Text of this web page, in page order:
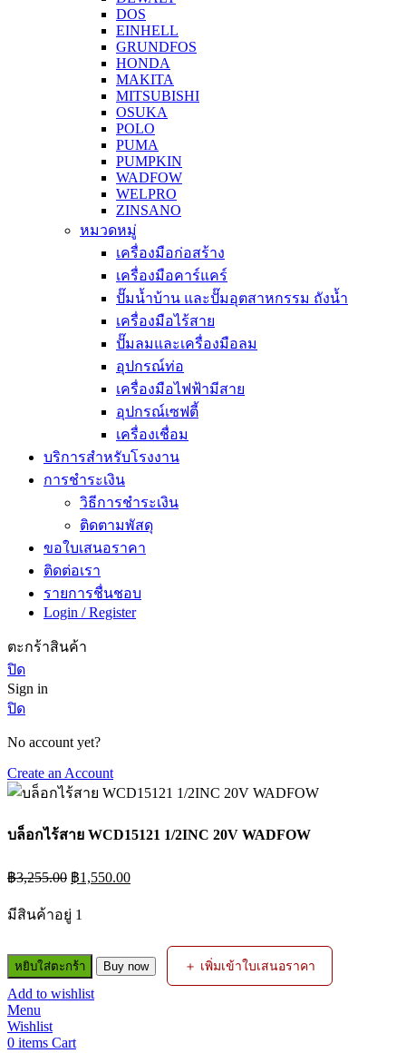
DOS
EINHELL
GRUNDFOS
HONDA
MAKITA
MITSUBISHI
OSUKA
POLO
PUMA
PUMPKIN
WADFOW
WELPRO
ZINSANO
หมวดหมู่
เครื่องมือก่อสร้าง
เครื่องมือคาร์แคร์
ปั๊มน้ำบ้าน และปั๊มอุตสาหกรรม ถังน้ำ
เครื่องมือไร้สาย
ปั๊มลมและเครื่องมือลม
อุปกรณ์ท่อ
เครื่องมือไฟฟ้ามีสาย
อุปกรณ์เซฟตี้
เครื่องเชื่อม
บริการสำหรับโรงงาน
การชำระเงิน
วิธีการชำระเงิน
ติดตามพัสดุ
ขอใบเสนอราคา
ติดต่อเรา
รายการชื่นชอบ
Login / Register
ตะกร้าสินค้า
ปิด
Sign in
ปิด
No account yet?
Create an Account
บล็อกไร้สาย WCD15121 1/2INC 20V WADFOW
฿3,255.00 Original
price
was:
฿3,255.00.
฿1,550.00Current
price
มีสินค้าอยู่ 1
จำนวน
บล็อก
ไร้
สาย
WCD15121
1/2INC
หยิบใส่ตะกร้า Buy now ＋ เพิ่มเข้าใบเสนอราคา
Add to wishlist
Menu
Wishlist
0 items Cart